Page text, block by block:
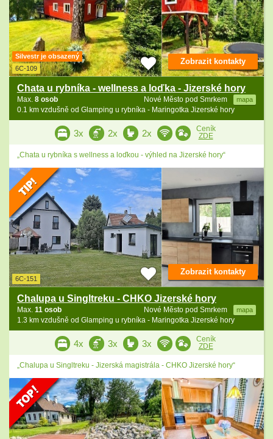
Silvestr je obsazený
6C-109
Chata u rybníka - wellness a loďka - Jizerské hory
Nové Město pod Smrkem mapa
Max. 8 osob
0.1 km vzdušně od Glamping u rybníka - Maringotka Jizerské hory
Zobrazit kontakty
3x 2x 2x
Ceník
ZDE
„Chata u rybníka s wellness a loďkou - výhled na Jizerské hory“
6C-151
Chalupa u Singltreku - CHKO Jizerské hory
Nové Město pod Smrkem mapa
Max. 11 osob
1.3 km vzdušně od Glamping u rybníka - Maringotka Jizerské hory
Zobrazit kontakty
4x 3x 3x
Ceník
ZDE
„Chalupa u Singltreku - Jizerská magistrála - CHKO Jizerské hory“